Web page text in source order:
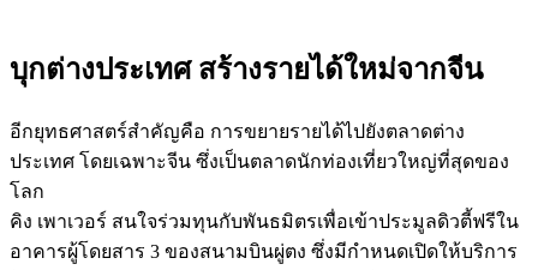
บุกต่างประเทศ สร้างรายได้ใหม่จากจีน
อีกยุทธศาสตร์สำคัญคือ การขยายรายได้ไปยังตลาดต่าง
ประเทศ โดยเฉพาะจีน ซึ่งเป็นตลาดนักท่องเที่ยวใหญ่ที่สุดของ
โลก
คิง เพาเวอร์ สนใจร่วมทุนกับพันธมิตรเพื่อเข้าประมูลดิวตี้ฟรีใน
อาคารผู้โดยสาร 3 ของสนามบินผู่ตง ซึ่งมีกำหนดเปิดให้บริการ